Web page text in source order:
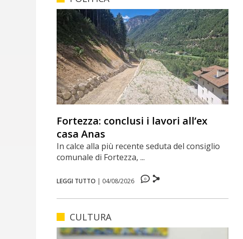
Fortezza: conclusi i lavori all’ex
casa Anas
In calce alla più recente seduta del consiglio
comunale di Fortezza, ...
LEGGI TUTTO | 04/08/2026 0
CULTURA